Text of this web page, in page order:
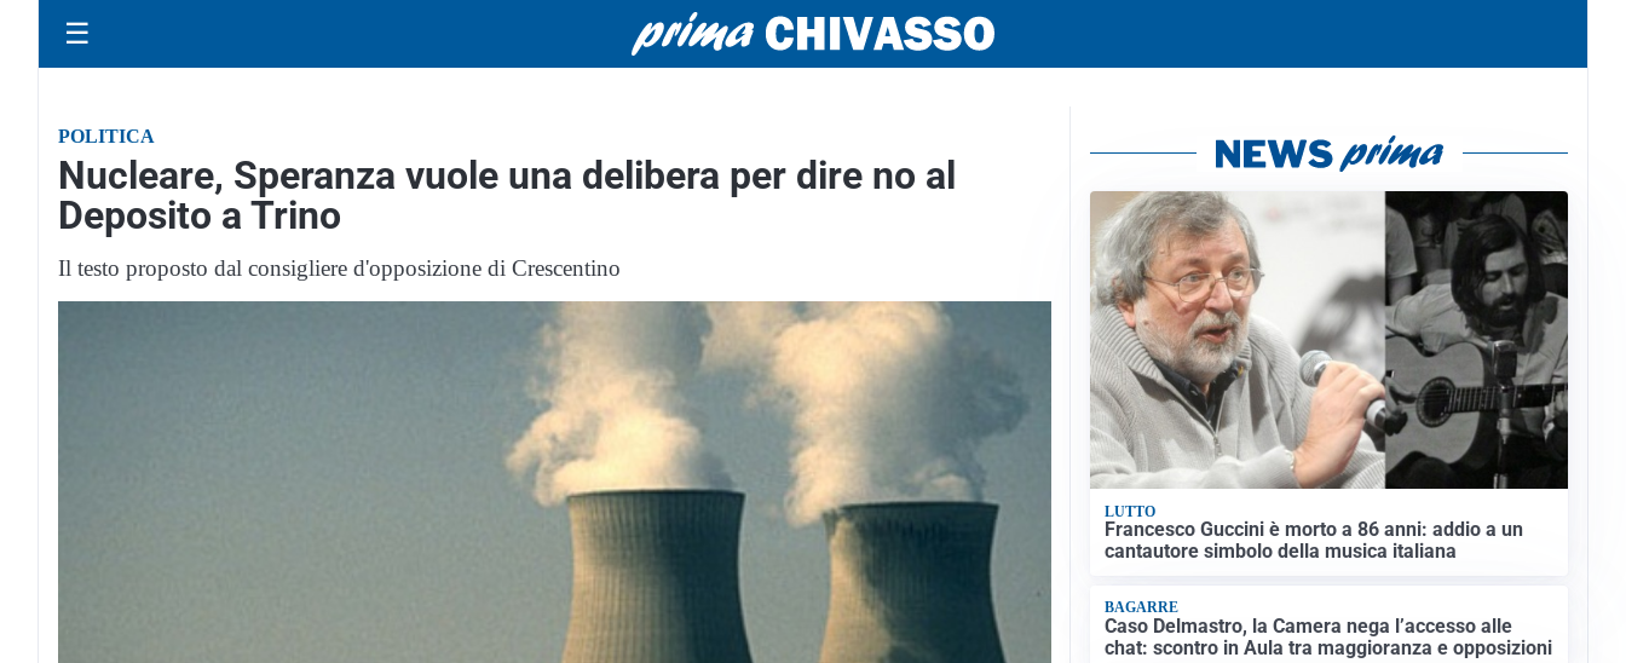
☰
POLITICA
Nucleare, Speranza vuole una delibera per dire no al
Deposito a Trino
Il testo proposto dal consigliere d'opposizione di Crescentino
LUTTO
Francesco Guccini è morto a 86 anni: addio a un
cantautore simbolo della musica italiana
BAGARRE
Caso Delmastro, la Camera nega l’accesso alle
chat: scontro in Aula tra maggioranza e opposizioni